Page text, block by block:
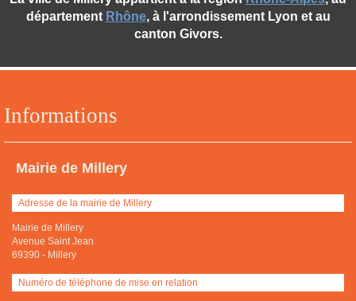
Informations
Mairie de Millery
Adresse de la mairie de Millery
Mairie de Millery
Avenue Saint Jean
69390 - Millery
Numéro de téléphone de mise en relation
département Rhône, à l'arrondissement Lyon et au
canton Givors.